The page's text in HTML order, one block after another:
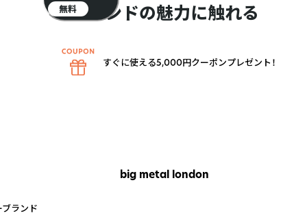
ブランドの魅力に触れる
big metal london
ランド
無料
すぐに使える5,000円クーポンプレゼント！